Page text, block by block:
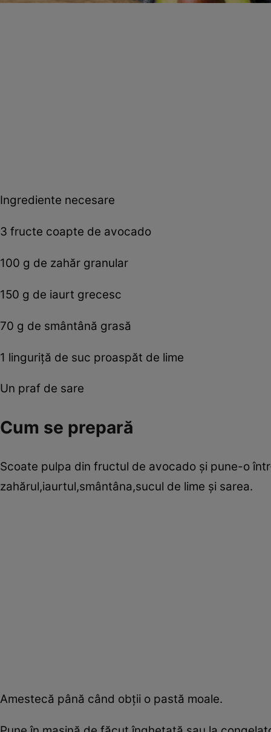
Ingrediente necesare
3 fructe coapte de avocado
100 g de zahăr granular
150 g de iaurt grecesc
70 g de smântână grasă
1 linguriţă de suc proaspăt de lime
Un praf de sare
Cum se prepară
Scoate pulpa din fructul de avocado şi pune-o
zahărul,iaurtul,smântâna,sucul de lime şi sarea.
Amestecă până când obţii o pastă moale.